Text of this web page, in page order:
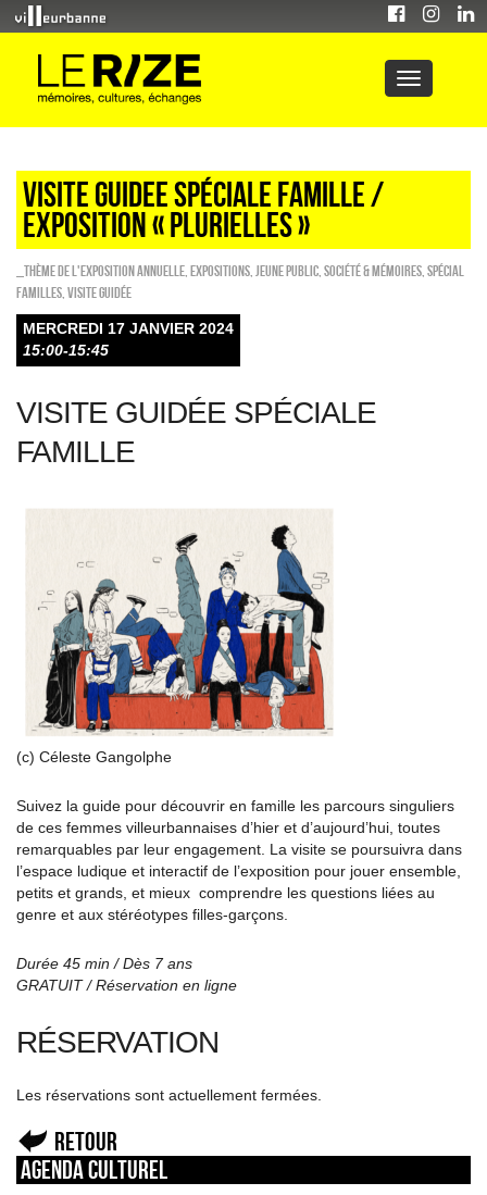
VISITE GUIDEE spéciale famille /
EXPOSITION « PLURIELLES »
_Thème de l'exposition annuelle EXPOSITIONS Jeune public Société & Mémoires Spécial
familles Visite guidée
MERCREDI 17 JANVIER 2024
15:00-15:45
VISITE GUIDÉE SPÉCIALE
FAMILLE
(c) Céleste Gangolphe
Suivez la guide pour découvrir en famille les parcours singuliers
de ces femmes villeurbannaises d’hier et d’aujourd’hui, toutes
remarquables par leur engagement. La visite se poursuivra dans
l’espace ludique et interactif de l’exposition pour jouer ensemble,
petits et grands, et mieux comprendre les questions liées au
genre et aux stéréotypes filles-garçons.
Durée 45 min / Dès 7 ans
GRATUIT / Réservation en ligne
RÉSERVATION
Les réservations sont actuellement fermées.
Retour
Agenda culturel